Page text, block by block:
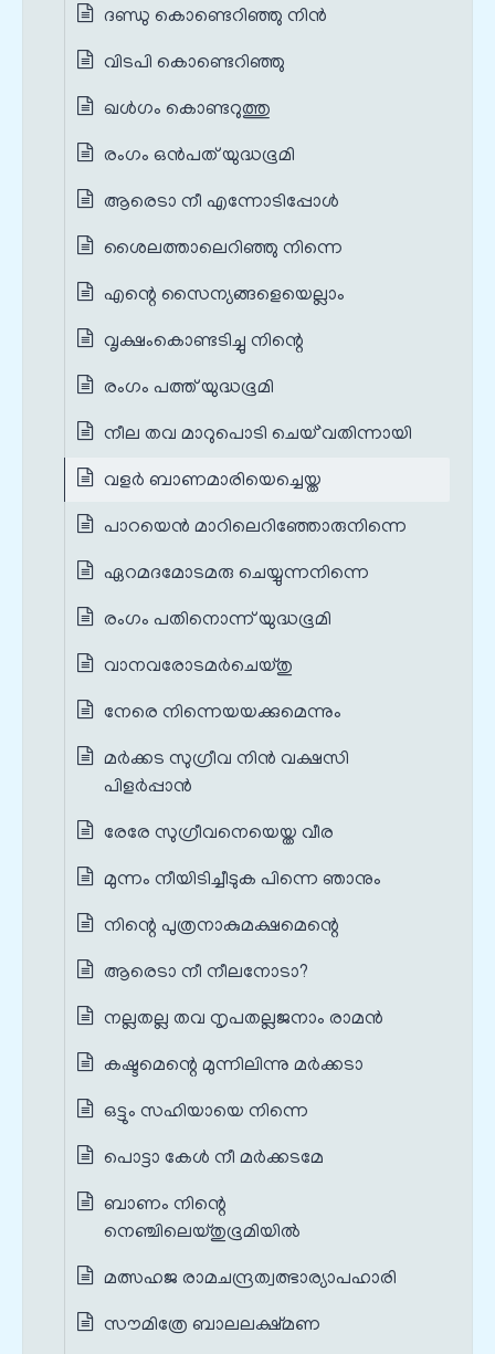
ദണ്ഡു കൊണ്ടെറിഞ്ഞു നിന്‍
വിടപി കൊണ്ടെറിഞ്ഞു
ഖള്‍ഗം കൊണ്ടറുത്തു
രംഗം ഒൻപത് യുദ്ധഭൂമി
ആരെടാ നീ എന്നോടിപ്പോൾ
ശൈലത്താലെറിഞ്ഞു നിന്നെ
എന്റെ സൈന്യങ്ങളെയെല്ലാം
വൃക്ഷംകൊണ്ടടിച്ചു നിന്റെ
രംഗം പത്ത് യുദ്ധഭൂമി
നീല തവ മാറുപൊടി ചെയ്`വതിന്നായി
വളർ ബാണമാരിയെച്ചെയ്ത
പാറയെന്‍ മാറിലെറിഞ്ഞോരുനിന്നെ
ഏറമദമോടമരു ചെയ്യുന്നനിന്നെ
രംഗം പതിനൊന്ന് യുദ്ധഭൂമി
വാനവരോടമര്‍ചെയ്തു
നേരെ നിന്നെയയക്കുമെന്നും
മര്‍ക്കട സുഗ്രീവ നിൻ വക്ഷസി
പിളര്‍പ്പാൻ
രേരേ സുഗ്രീവനെയെയ്ത വീര
മുന്നം നീയിടിച്ചീടുക പിന്നെ ഞാനും
നിന്റെ പുത്രനാകുമക്ഷമെന്റെ
ആരെടാ നീ നീലനോടാ?
നല്ലതല്ല തവ നൃപതല്ലജനാം രാമന്‍
കഷ്ടമെന്റെ മുന്നിലിന്നു മര്‍ക്കടാ
ഒട്ടും സഹിയായെ നിന്നെ
പൊട്ടാ കേൾ നീ മര്‍ക്കടമേ
ബാണം നിന്റെ
നെഞ്ചിലെയ്തുഭൂമിയില്‍
മത്സഹജ രാമചന്ദ്രത്വത്ഭാര്യാപഹാരി
സൗമിത്രേ ബാലലക്ഷ്മണ